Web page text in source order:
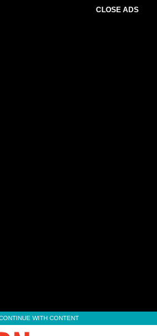
CLOSE ADS
WITH CONTENT